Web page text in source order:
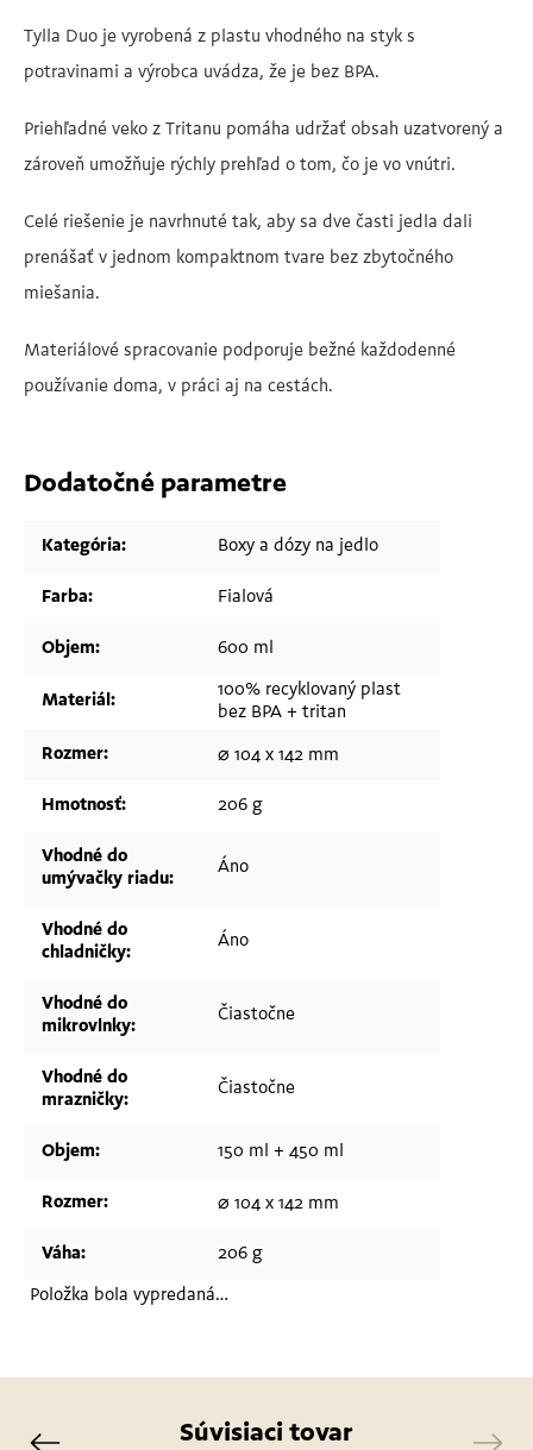
Tylla Duo je vyrobená z plastu vhodného na styk s
potravinami a výrobca uvádza, že je bez BPA.
Priehľadné veko z Tritanu pomáha udržať obsah uzatvorený a
zároveň umožňuje rýchly prehľad o tom, čo je vo vnútri.
Celé riešenie je navrhnuté tak, aby sa dve časti jedla dali
prenášať v jednom kompaktnom tvare bez zbytočného
miešania.
Materiálové spracovanie podporuje bežné každodenné
používanie doma, v práci aj na cestách.
Dodatočné parametre
Kategória: Boxy a dózy na jedlo
Farba: Fialová
Objem: 600 ml
Materiál :
100% recyklovaný plast
bez BPA + tritan
Rozmer: ⌀ 104 x 142 mm
Hmotnosť: 206 g
Vhodné do
umývačky riadu:
Áno
Vhodné do
chladničky:
Áno
Vhodné do
mikrovlnky:
Čiastočne
Vhodné do
mrazničky:
Čiastočne
Objem: 150 ml + 450 ml
Rozmer: ⌀ 104 x 142 mm
Váha: 206 g
Položka bola vypredaná…
Súvisiaci tovar
Previous Next